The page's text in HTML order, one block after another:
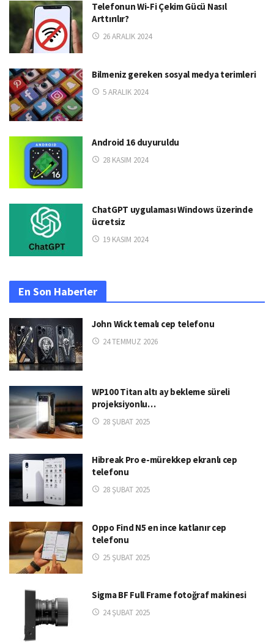
Telefonun Wi-Fi Çekim Gücü Nasıl
Arttırılır?
26 ARALIK 2024
Bilmeniz gereken sosyal medya terimleri
5 ARALIK 2024
Android 16 duyuruldu
28 KASIM 2024
ChatGPT uygulaması Windows üzerinde
ücretsiz
19 KASIM 2024
En Son Haberler
John Wick temalı cep telefonu
24 TEMMUZ 2026
WP100 Titan altı ay bekleme süreli
projeksiyonlu…
28 ŞUBAT 2025
Hibreak Pro e-mürekkep ekranlı cep
telefonu
28 ŞUBAT 2025
Oppo Find N5 en ince katlanır cep
telefonu
25 ŞUBAT 2025
Sigma BF Full Frame fotoğraf makinesi
24 ŞUBAT 2025